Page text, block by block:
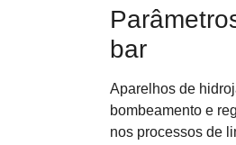
bar
Aparelhos de
bombeamento e
nos processos de